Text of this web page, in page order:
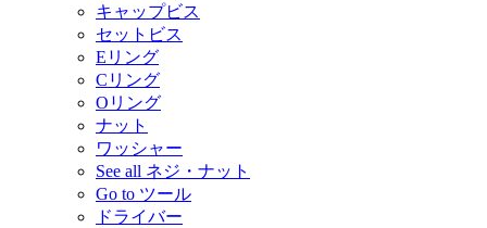
キャップビス
セットビス
Eリング
Cリング
Oリング
ナット
ワッシャー
See all ネジ・ナット
Go to ツール
ドライバー